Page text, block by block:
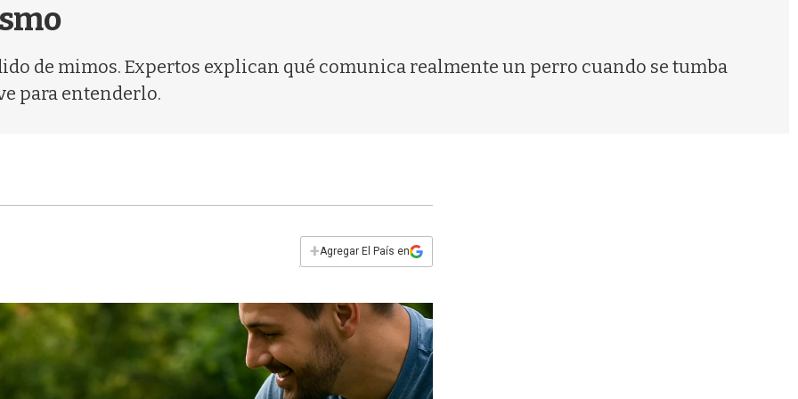
de mimos. Expertos explican qué comunica realmente un perro cuando se tumba
para entenderlo.
+Agregar El País en